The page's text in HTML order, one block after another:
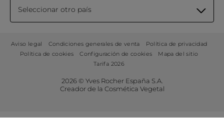
Seleccionar otro país
Aviso legal Condiciones generales de venta
Política de privacidad
Política de cookies
Configuración de cookies
Mapa del sitio
Tarifa 2026
2026 © Yves Rocher España S.A.
Creador de la Cosmética Vegetal